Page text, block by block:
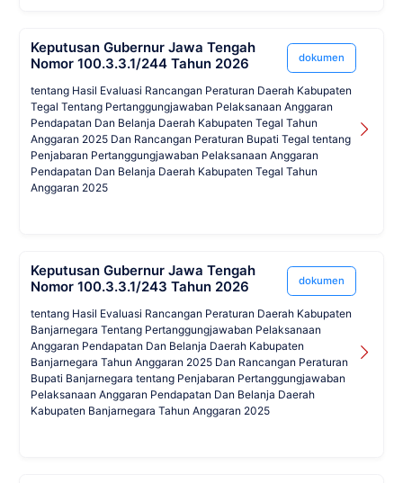
Keputusan Gubernur Jawa Tengah
Nomor 100.3.3.1/244 Tahun 2026
dokumen
tentang Hasil Evaluasi Rancangan Peraturan Daerah Kabupaten
Tegal Tentang Pertanggungjawaban Pelaksanaan Anggaran
Pendapatan Dan Belanja Daerah Kabupaten Tegal Tahun
Anggaran 2025 Dan Rancangan Peraturan Bupati Tegal tentang
Penjabaran Pertanggungjawaban Pelaksanaan Anggaran
Pendapatan Dan Belanja Daerah Kabupaten Tegal Tahun
Anggaran 2025
Keputusan Gubernur Jawa Tengah
Nomor 100.3.3.1/243 Tahun 2026
dokumen
tentang Hasil Evaluasi Rancangan Peraturan Daerah Kabupaten
Banjarnegara Tentang Pertanggungjawaban Pelaksanaan
Anggaran Pendapatan Dan Belanja Daerah Kabupaten
Banjarnegara Tahun Anggaran 2025 Dan Rancangan Peraturan
Bupati Banjarnegara tentang Penjabaran Pertanggungjawaban
Pelaksanaan Anggaran Pendapatan Dan Belanja Daerah
Kabupaten Banjarnegara Tahun Anggaran 2025